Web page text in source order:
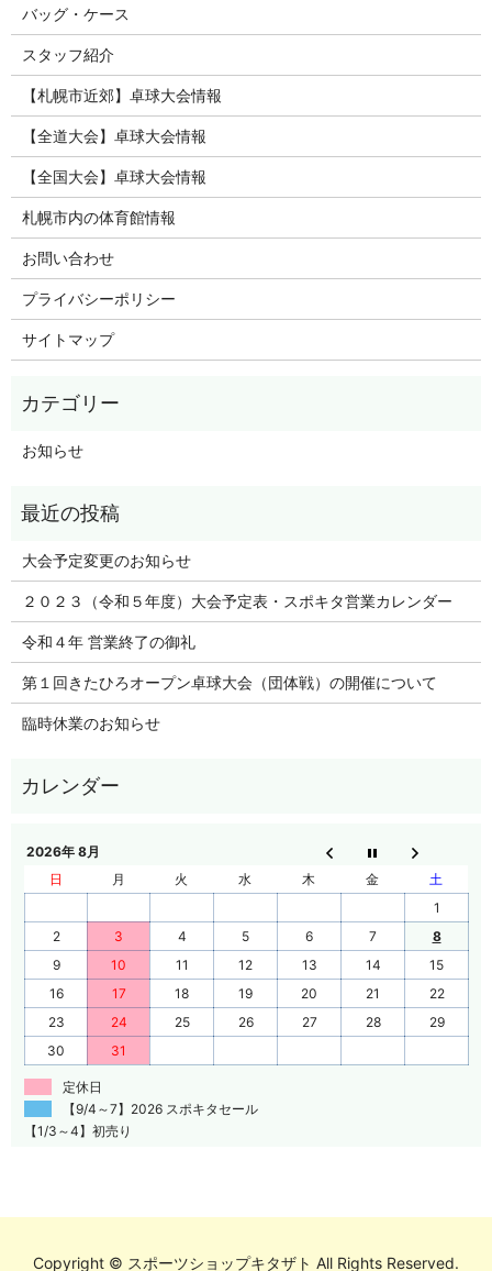
バッグ・ケース
スタッフ紹介
【札幌市近郊】卓球大会情報
【全道大会】卓球大会情報
【全国大会】卓球大会情報
札幌市内の体育館情報
お問い合わせ
プライバシーポリシー
サイトマップ
お知らせ
大会予定変更のお知らせ
２０２３（令和５年度）大会予定表・スポキタ営業カレンダー
令和４年 営業終了の御礼
第１回きたひろオープン卓球大会（団体戦）の開催について
臨時休業のお知らせ
2026年 8月
日
月 火 水 木 金
土
1
2
3 4 5 6 7
8
9
10 11 12 13 14
15
16
17 18 19 20 21
22
23
24 25 26 27 28
29
30
31
定休日
【9/4～7】2026 スポキタセール
【1/3～4】初売り
Copyright © スポーツショップキタザト All Rights Reserved.